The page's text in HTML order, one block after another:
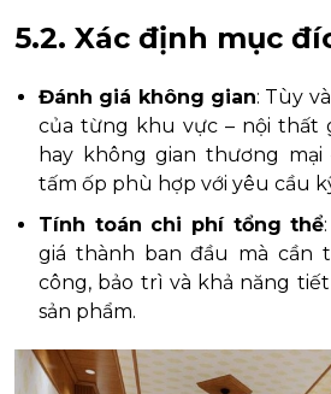
5.2. Xác định mục
Đánh giá không gian: Tùy
của từng khu vực – nội thất
hay không gian thương mại
tấm ốp phù hợp với yêu cầu
Tính toán chi phí tổng thể
giá thành ban đầu mà cần
công, bảo trì và khả năng
sản phẩm.